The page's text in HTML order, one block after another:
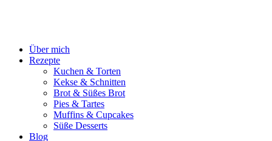
Über mich
Rezepte
Kuchen & Torten
Kekse & Schnitten
Brot & Süßes Brot
Pies & Tartes
Muffins & Cupcakes
Süße Desserts
Blog